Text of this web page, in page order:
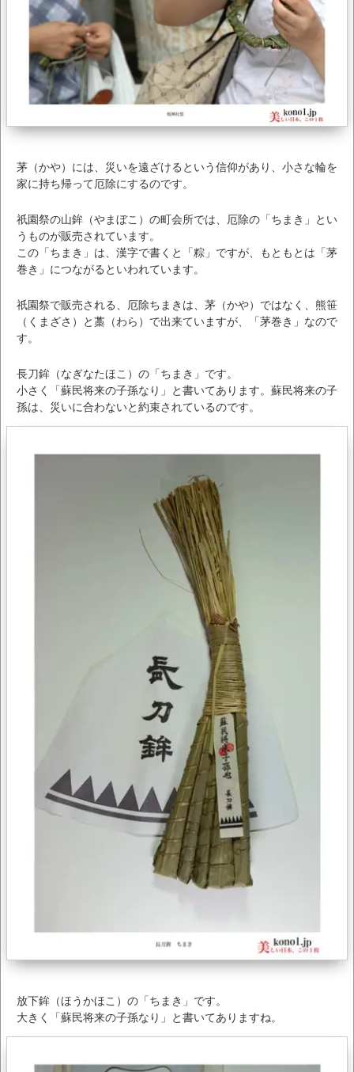
茅（かや）には、災いを遠ざけるという信仰があり、小さな輪を
家に持ち帰って厄除にするのです。
祇園祭の山鉾（やまぼこ）の町会所では、厄除の「ちまき」とい
うものが販売されています。
この「ちまき」は、漢字で書くと「粽」ですが、もともとは「茅
巻き」につながるといわれています。
祇園祭で販売される、厄除ちまきは、茅（かや）ではなく、熊笹
（くまざさ）と藁（わら）で出来ていますが、「茅巻き」なので
す。
長刀鉾（なぎなたほこ）の「ちまき」です。
小さく「蘇民将来の子孫なり」と書いてあります。蘇民将来の子
孫は、災いに合わないと約束されているのです。
放下鉾（ほうかほこ）の「ちまき」です。
大きく「蘇民将来の子孫なり」と書いてありますね。